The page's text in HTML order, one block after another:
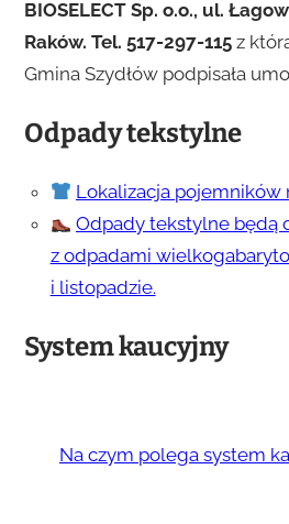
BIOSELECT Sp. o.o., ul.
Raków. Tel. 517-297-115z
Gmina Szydłów podpisała
Odpady tekstylne
Lokalizacja
Odpady tekstylne będą
z odpadami
i listopadzie.
System kaucyjny
Na czym polega system